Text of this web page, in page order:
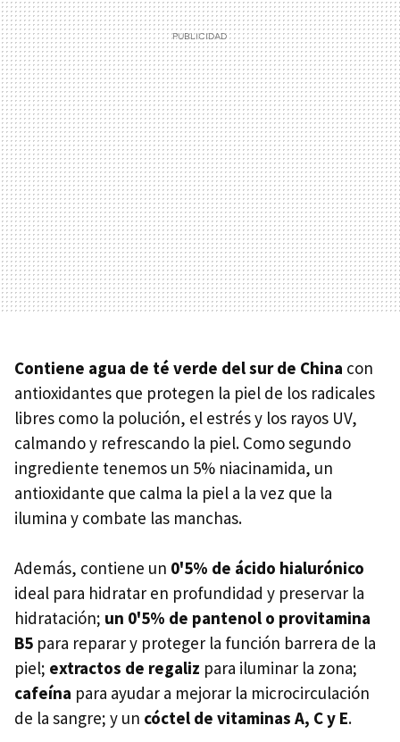
Contiene agua de té verde del sur de China con
antioxidantes que protegen la piel de los radicales
libres como la polución, el estrés y los rayos UV,
calmando y refrescando la piel. Como segundo
ingrediente tenemos un 5% niacinamida, un
antioxidante que calma la piel a la vez que la
ilumina y combate las manchas.
Además, contiene un 0'5% de ácido hialurónico
ideal para hidratar en profundidad y preservar la
hidratación; un 0'5% de pantenol o provitamina
B5 para reparar y proteger la función barrera de la
piel; extractos de regaliz para iluminar la zona;
cafeína para ayudar a mejorar la microcirculación
de la sangre; y un cóctel de vitaminas A, C y E.